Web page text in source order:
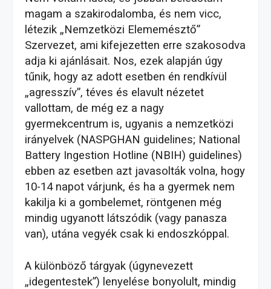
magam a szakirodalomba, és nem vicc,
létezik „Nemzetközi Elememésztő”
Szervezet, ami kifejezetten erre szakosodva
adja ki ajánlásait. Nos, ezek alapján úgy
tűnik, hogy az adott esetben én rendkívül
„agresszív”, téves és elavult nézetet
vallottam, de még ez a nagy
gyermekcentrum is, ugyanis a nemzetközi
irányelvek (NASPGHAN guidelines; National
Battery Ingestion Hotline (NBIH) guidelines)
ebben az esetben azt javasolták volna, hogy
10-14 napot várjunk, és ha a gyermek nem
kakilja ki a gombelemet, röntgenen még
mindig ugyanott látszódik (vagy panasza
van), utána vegyék csak ki endoszkóppal.
A különböző tárgyak (úgynevezett
„idegentestek”) lenyelése bonyolult, mindig